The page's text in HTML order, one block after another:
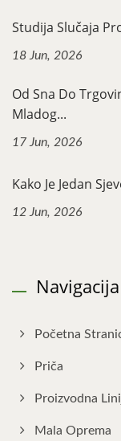
Studija Slučaja
18 Jun, 2026
Od Sna Do
Mladog...
17 Jun, 2026
Kako Je Jedan
12 Jun, 2026
Navigacija
Početna
Priča
Proizvodna
Mala Oprema